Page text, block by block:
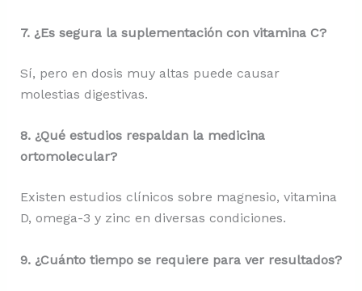
7. ¿Es segura la suplementación con vitamina C?
Sí, pero en dosis muy altas puede causar
molestias digestivas.
8. ¿Qué estudios respaldan la medicina
ortomolecular?
Existen estudios clínicos sobre magnesio, vitamina
D, omega-3 y zinc en diversas condiciones.
9. ¿Cuánto tiempo se requiere para ver resultados?